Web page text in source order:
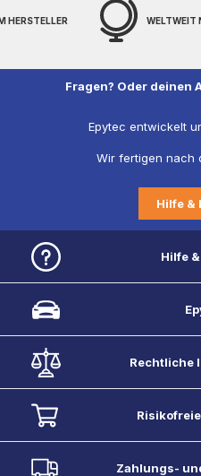
HERSTELLER WELTWEIT
Fragen? Oder deinen
Epytec entwickelt
Wir fertigen nach
Hilfe &
Hilfe
Rechtliche
Zahlungs-